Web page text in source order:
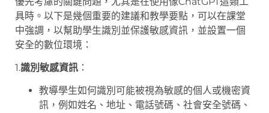
具時。以下是幾個重要的建議和教學要點，可以在課堂
中強調，以幫助學生識別並保護敏感資訊，並設置一個
安全的數位環境：
1.識別敏感資訊 ：
教導學生如何識別可能被視為敏感的個人或機密資
訊，例如姓名、地址、電話號碼、社會安全號碼、